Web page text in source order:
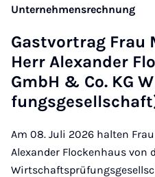
Unternehmensrechnung
Gast­vor­trag Frau
Herr Alex­an­der
GmbH & Co. KG
Am 08. Juli 2026 halten
Alexander Flockenhaus von